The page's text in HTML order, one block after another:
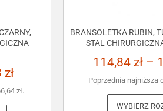
zł
zł.
BRANSOLETKA RUBIN,
STAL
114,84 zł –
Poprzednia najniższa
WYBIERZ